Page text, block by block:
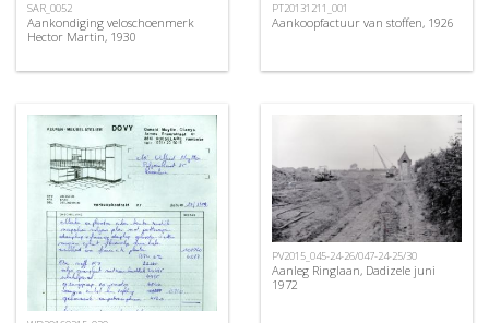
SAR_0052
Aankondiging veloschoenmerk
Hector Martin, 1930
PT20131211_001
Aankoopfactuur van stoffen, 1926
PV2015_045-24-26/047-24-25/30
Aanleg Ringlaan, Dadizele juni
1972